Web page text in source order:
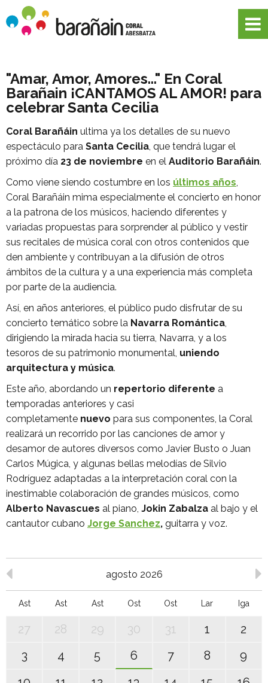
"Amar, Amor, Amores..." En Coral
Barañain ¡CANTAMOS AL AMOR! para
celebrar Santa Cecilia
Coral Barañáin ultima ya los detalles de su nuevo
espectáculo para Santa Cecilia, que tendrá lugar el
próximo día 23 de noviembre en el Auditorio Barañáin.
Como viene siendo costumbre en los últimos años,
Coral Barañáin mima especialmente el concierto en honor
a la patrona de los músicos, haciendo diferentes y
variadas propuestas para sorprender al público y vestir
sus recitales de música coral con otros contenidos que
den ambiente y contribuyan a la difusión de otros
ámbitos de la cultura y a una experiencia más completa
por parte de la audiencia.
Así, en años anteriores, el público pudo disfrutar de su
concierto temático sobre la Navarra Romántica,
dirigiendo la mirada hacia su tierra, Navarra, y a los
tesoros de su patrimonio monumental, uniendo
arquitectura y música.
Este año, abordando un repertorio diferente a
temporadas anteriores y casi
completamente nuevo para sus componentes, la Coral
realizará un recorrido por las canciones de amor y
desamor de autores diversos como Javier Busto o Juan
Carlos Múgica, y algunas bellas melodías de Silvio
Rodríguez adaptadas a la interpretación coral con la
inestimable colaboración de grandes músicos, como
Alberto Navascues al piano, Jokin Zabalza al bajo y el
cantautor cubano Jorge Sanchez, guitarra y voz.
agosto 2026
Ast Ast Ast Ost Ost Lar Iga
27 28 29 30 31 1
2
3
4 5 6 7 8
9